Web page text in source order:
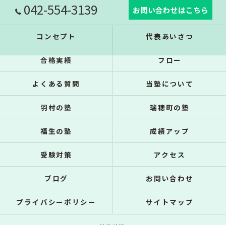
042-554-3139 お問い合わせはこちら
コンセプト 代表あいさつ
合格実績 フロー
よくある質問 当塾について
羽村の塾 瑞穂町の塾
福生の塾 成績アップ
受験対策 アクセス
ブログ お問い合わせ
プライバシーポリシー サイトマップ